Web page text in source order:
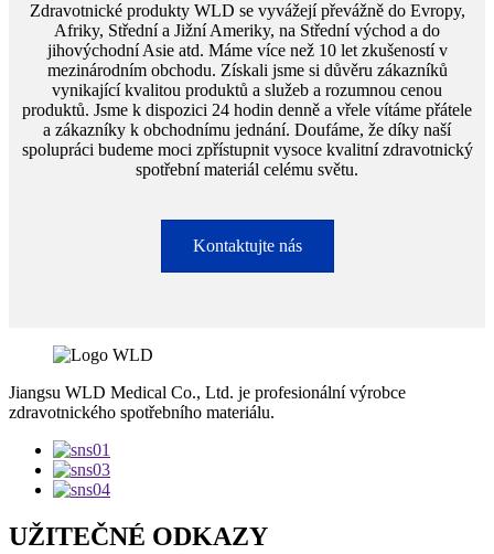
Zdravotnické produkty WLD se vyvážejí převážně do Evropy,
Afriky, Střední a Jižní Ameriky, na Střední východ a do
jihovýchodní Asie atd. Máme více než 10 let zkušeností v
mezinárodním obchodu. Získali jsme si důvěru zákazníků
vynikající kvalitou produktů a služeb a rozumnou cenou
produktů. Jsme k dispozici 24 hodin denně a vřele vítáme přátele
a zákazníky k obchodnímu jednání. Doufáme, že díky naší
spolupráci budeme moci zpřístupnit vysoce kvalitní zdravotnický
spotřební materiál celému světu.
Kontaktujte nás
Jiangsu WLD Medical Co., Ltd. je profesionální výrobce
zdravotnického spotřebního materiálu.
UŽITEČNÉ ODKAZY